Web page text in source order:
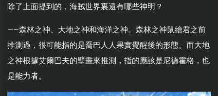
除了上面提到的，海賊世界裏還有哪些神明？
——森林之神、大地之神和海洋之神。森林之神鼠繪君之前
推測過，很可能指的是喬巴人人果實覺醒後的形態。而大地
之神根據艾爾巴夫的壁畫來推測，指的應該是尼德霍格，也
是能力者。